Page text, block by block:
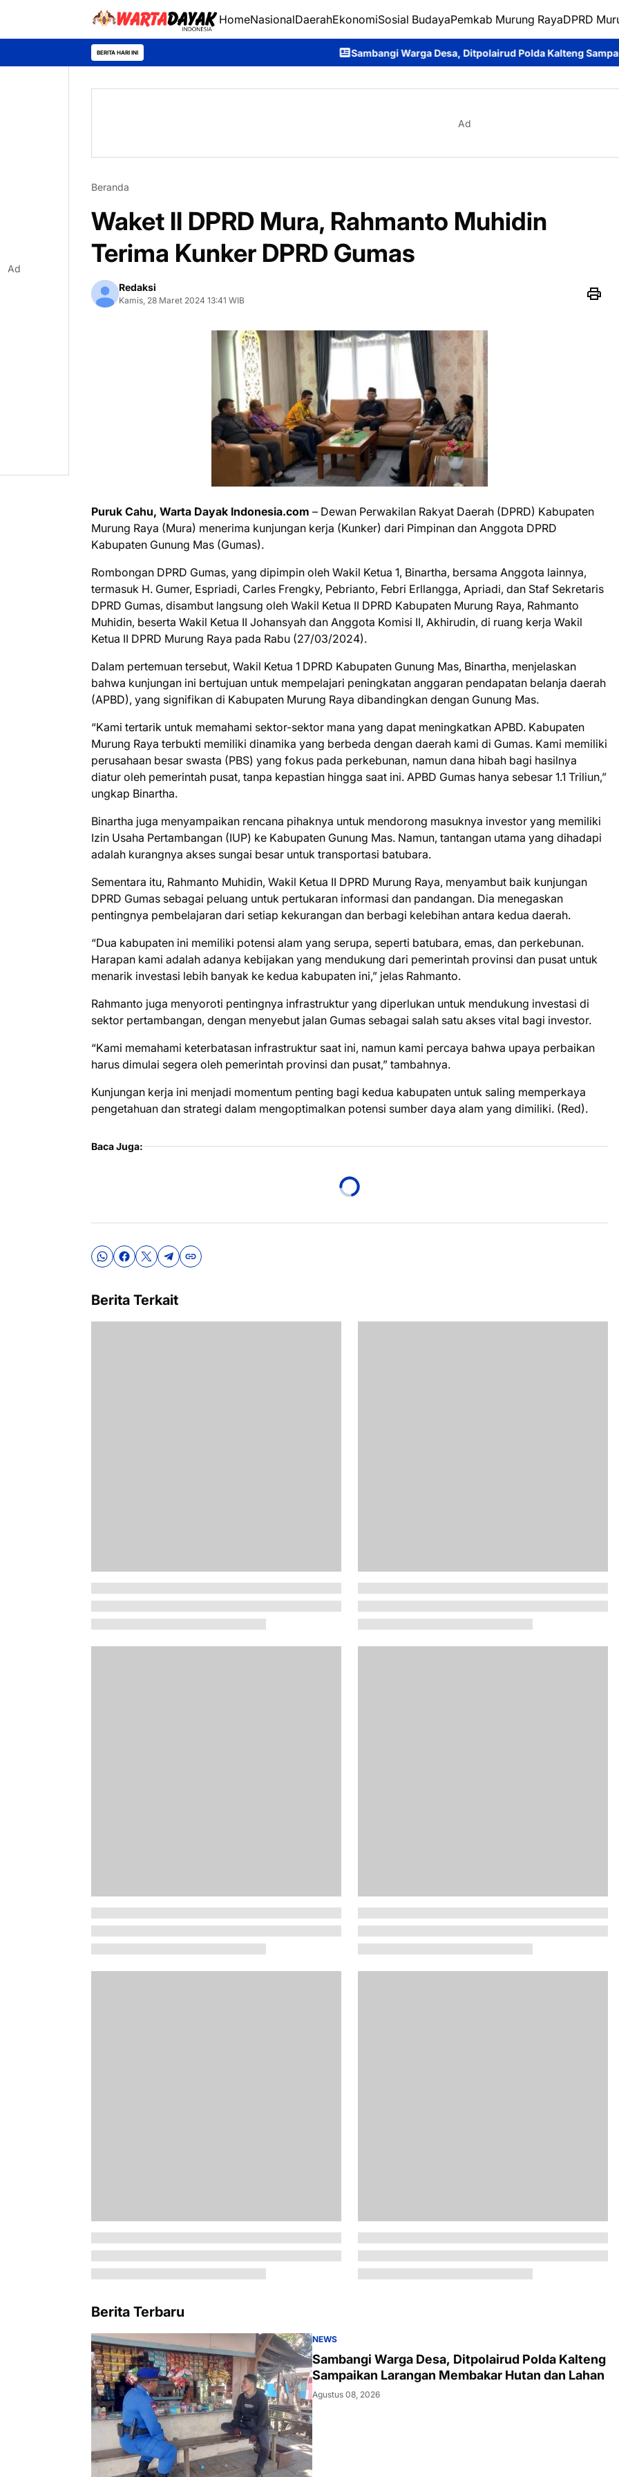
HomeNasionalDaerahEkonomiSosial BudayaPemkab Murung RayaDPRD
BERITA HARI INI Sambangi Warga Desa, Ditpolairud Polda Kalteng Sampaikan Larangan
Ad
Beranda
Waket II DPRD Mura, Rahmanto Muhidin
Terima Kunker DPRD Gumas
Redaksi
Kamis, 28 Maret 2024 13:41 WIB
Puruk Cahu, Warta Dayak Indonesia.com – Dewan Perwakilan Rakyat Daerah (DPRD) Kabupaten
Murung Raya (Mura) menerima kunjungan kerja (Kunker) dari Pimpinan dan Anggota DPRD
Kabupaten Gunung Mas (Gumas).
Rombongan DPRD Gumas, yang dipimpin oleh Wakil Ketua 1, Binartha, bersama Anggota lainnya,
termasuk H. Gumer, Espriadi, Carles Frengky, Pebrianto, Febri Erllangga, Apriadi, dan Staf Sekretaris
DPRD Gumas, disambut langsung oleh Wakil Ketua II DPRD Kabupaten Murung Raya, Rahmanto
Muhidin, beserta Wakil Ketua II Johansyah dan Anggota Komisi II, Akhirudin, di ruang kerja Wakil
Ketua II DPRD Murung Raya pada Rabu (27/03/2024).
Dalam pertemuan tersebut, Wakil Ketua 1 DPRD Kabupaten Gunung Mas, Binartha, menjelaskan
bahwa kunjungan ini bertujuan untuk mempelajari peningkatan anggaran pendapatan belanja daerah
(APBD), yang signifikan di Kabupaten Murung Raya dibandingkan dengan Gunung Mas.
“Kami tertarik untuk memahami sektor-sektor mana yang dapat meningkatkan APBD. Kabupaten
Murung Raya terbukti memiliki dinamika yang berbeda dengan daerah kami di Gumas. Kami memiliki
perusahaan besar swasta (PBS) yang fokus pada perkebunan, namun dana hibah bagi hasilnya
diatur oleh pemerintah pusat, tanpa kepastian hingga saat ini. APBD Gumas hanya sebesar 1.1 Triliun,”
ungkap Binartha.
Binartha juga menyampaikan rencana pihaknya untuk mendorong masuknya investor yang memiliki
Izin Usaha Pertambangan (IUP) ke Kabupaten Gunung Mas. Namun, tantangan utama yang dihadapi
adalah kurangnya akses sungai besar untuk transportasi batubara.
Sementara itu, Rahmanto Muhidin, Wakil Ketua II DPRD Murung Raya, menyambut baik kunjungan
DPRD Gumas sebagai peluang untuk pertukaran informasi dan pandangan. Dia menegaskan
pentingnya pembelajaran dari setiap kekurangan dan berbagi kelebihan antara kedua daerah.
“Dua kabupaten ini memiliki potensi alam yang serupa, seperti batubara, emas, dan perkebunan.
Harapan kami adalah adanya kebijakan yang mendukung dari pemerintah provinsi dan pusat untuk
menarik investasi lebih banyak ke kedua kabupaten ini,” jelas Rahmanto.
Rahmanto juga menyoroti pentingnya infrastruktur yang diperlukan untuk mendukung investasi di
sektor pertambangan, dengan menyebut jalan Gumas sebagai salah satu akses vital bagi investor.
“Kami memahami keterbatasan infrastruktur saat ini, namun kami percaya bahwa upaya perbaikan
harus dimulai segera oleh pemerintah provinsi dan pusat,” tambahnya.
Kunjungan kerja ini menjadi momentum penting bagi kedua kabupaten untuk saling memperkaya
pengetahuan dan strategi dalam mengoptimalkan potensi sumber daya alam yang dimiliki. (Red).
Baca Juga:
Berita Terkait
Berita Terbaru
NEWS
Sambangi Warga Desa, Ditpolairud Polda Kalteng
Sampaikan Larangan Membakar Hutan dan Lahan
Agustus 08, 2026
Ad